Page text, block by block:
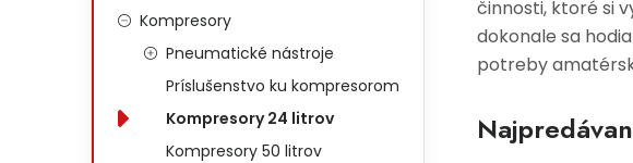
Kompresory
Pneumatické nástroje
Príslušenstvo ku kompresorom
Kompresory 24 litrov
Kompresory 50 litrov
činnosti, ktoré si
dokonale sa
potreby